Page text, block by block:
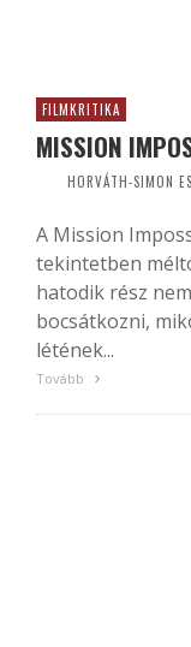
FILMKRITIKA
MISSION
HORVÁTH-SIMON
A Mission
tekintetben
hatodik rész
bocsátkozni,
létének...
Tovább